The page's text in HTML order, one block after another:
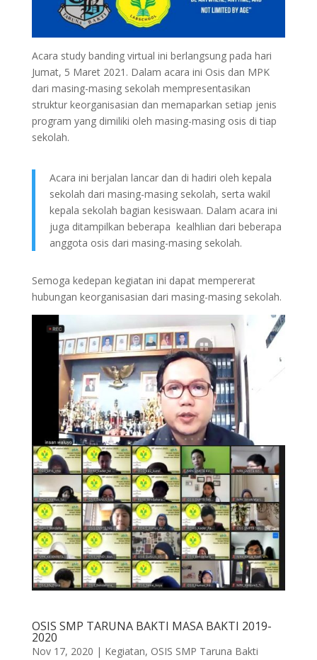
Acara study banding virtual ini berlangsung pada hari
Jumat, 5 Maret 2021. Dalam acara ini Osis dan MPK
dari masing-masing sekolah mempresentasikan
struktur keorganisasian dan memaparkan setiap jenis
program yang dimiliki oleh masing-masing osis di tiap
sekolah.
Acara ini berjalan lancar dan di hadiri oleh kepala
sekolah dari masing-masing sekolah, serta wakil
kepala sekolah bagian kesiswaan. Dalam acara ini
juga ditampilkan beberapa kealhlian dari beberapa
anggota osis dari masing-masing sekolah.
Semoga kedepan kegiatan ini dapat mempererat
hubungan keorganisasian dari masing-masing sekolah.
OSIS SMP TARUNA BAKTI MASA BAKTI 2019-
2020
Nov 17, 2020 | Kegiatan, OSIS SMP Taruna Bakti